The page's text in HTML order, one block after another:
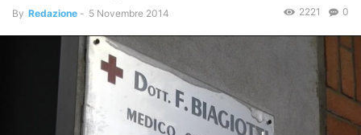
By Redazione - 5 Novembre 2014 0
2221